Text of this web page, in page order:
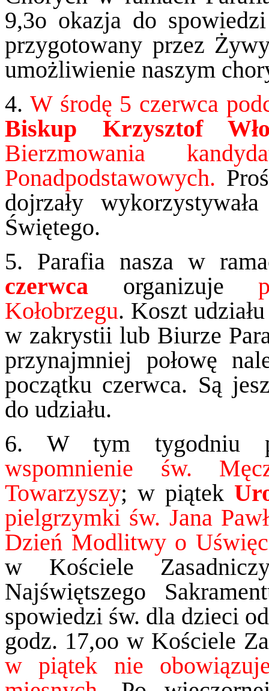
9,3o okazja do
przygotowany przez
umożliwienie naszym
4. W środę 5 czerwca
Biskup Krzysztof
Bierzmowania
Ponadpodstawowych.
dojrzały
Świętego.
5. Parafia nasza w
czerwca
organizuje
Kołobrzegu. Koszt
w zakrystii lub Biurze
przynajmniej połowę
początku czerwca. Są
do udziału.
6. W tym tygodniu
wspomnienie św.
Towarzyszy; w piątek
pielgrzymki św. Jana
Dzień Modlitwy o
w Kościele
Najświętszego
spowiedzi św. dla dzieci
godz. 17,oo w Kościele
w piątek nie